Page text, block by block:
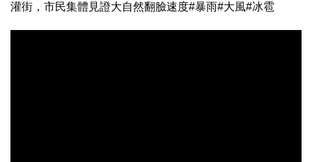
灌街，市民集體見證大自然翻臉速度#暴雨#大風#冰雹